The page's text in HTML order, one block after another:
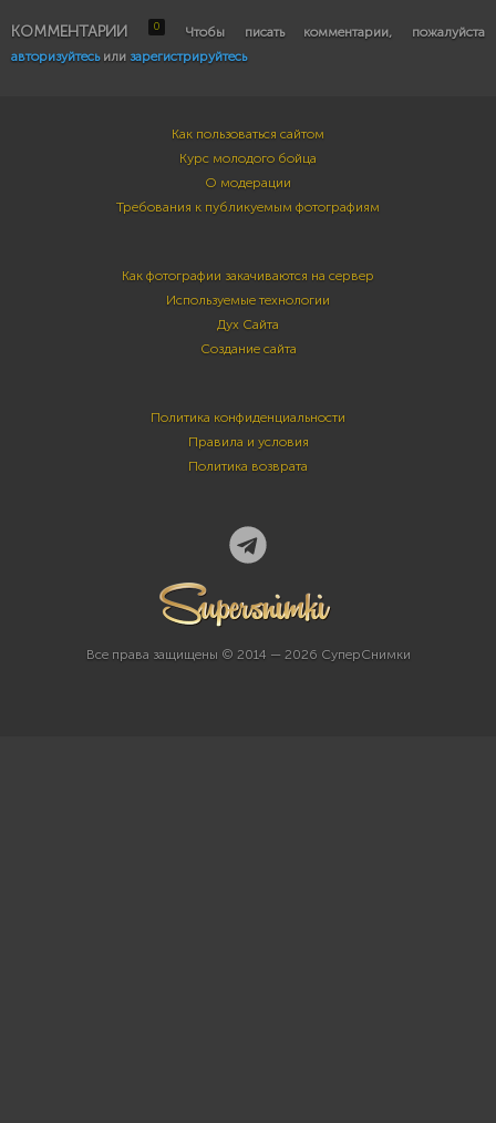
КОММЕНТАРИИ 0
Чтобы писать комментарии, пожалуйста
авторизуйтесьили зарегистрируйтесь
Как пользоваться сайтом
Курс молодого бойца
О модерации
Требования к публикуемым фотографиям
Как фотографии закачиваются на сервер
Используемые технологии
Дух Сайта
Создание сайта
Политика конфиденциальности
Правила и условия
Политика возврата
Все права защищены © 2014 — 2026 СуперСнимки